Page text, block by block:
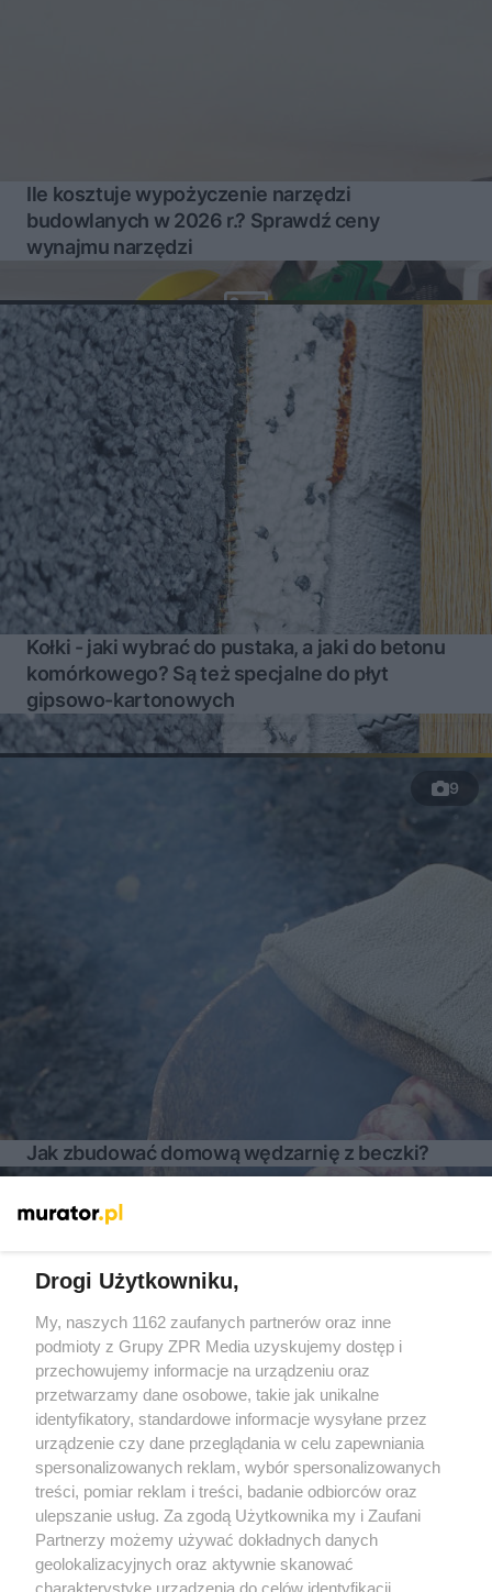
Ile kosztuje wypożyczenie narzędzi
budowlanych w 2026 r.? Sprawdź ceny
wynajmu narzędzi
Kołki - jaki wybrać do pustaka, a jaki do betonu
komórkowego? Są też specjalne do płyt
gipsowo-kartonowych
9
Jak zbudować domową wędzarnię z beczki?
Żaden utwór zamieszczony w serwisie nie może być powielany i
rozpowszechniany lub dalej rozpowszechniany w jakikolwiek sposób
(w tym także elektroniczny lub mechaniczny) na jakimkolwiek polu
eksploatacji w jakiejkolwiek formie, włącznie z umieszczaniem w
Internecie bez pisemnej zgody właściciela praw. Jakiekolwiek użycie
lub wykorzystanie utworów w całości lub w części z naruszeniem
prawa, tzn. bez właściwej zgody, jest zabronione pod groźbą kary i
może być ścigane prawnie.
Drogi Użytkowniku,
My, naszych 1162 zaufanych partnerów oraz inne
podmioty z Grupy ZPR Media uzyskujemy dostęp i
przechowujemy informacje na urządzeniu oraz
przetwarzamy dane osobowe, takie jak unikalne
identyfikatory, standardowe informacje wysyłane przez
urządzenie czy dane przeglądania w celu zapewniania
spersonalizowanych reklam, wybór spersonalizowanych
treści, pomiar reklam i treści, badanie odbiorców oraz
ulepszanie usług. Za zgodą Użytkownika my i Zaufani
Partnerzy możemy używać dokładnych danych
geolokalizacyjnych oraz aktywnie skanować
charakterystykę urządzenia do celów identyfikacji.